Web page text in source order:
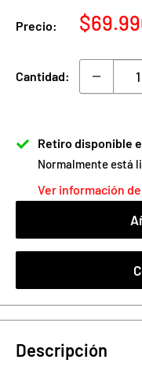
Precio:
Precio
venta
Cantidad:
Retiro disponible
Normalmente está
Ver información
Descripción